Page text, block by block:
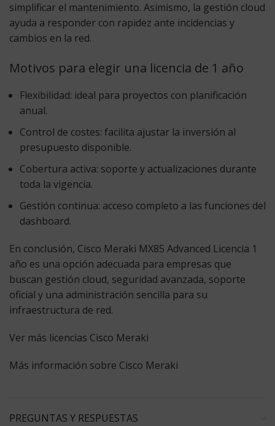
simplificar el mantenimiento. Asimismo, la gestión cloud
ayuda a responder con rapidez ante incidencias y
cambios en la red.
Motivos para elegir una licencia de 1 año
Flexibilidad: ideal para proyectos con planificación
anual.
Control de costes: facilita ajustar la inversión al
presupuesto disponible.
Cobertura activa: soporte y actualizaciones durante
toda la vigencia.
Gestión continua: acceso completo a las funciones del
dashboard.
En conclusión, Cisco Meraki MX85 Advanced Licencia 1
año es una opción adecuada para empresas que
buscan gestión cloud, seguridad avanzada, soporte
oficial y una administración sencilla para su
infraestructura de red.
Ver más licencias Cisco Meraki
Más información sobre Cisco Meraki
PREGUNTAS Y RESPUESTAS